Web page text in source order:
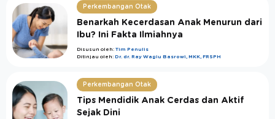
Perkembangan Otak
Benarkah Kecerdasan Anak Menurun dari
Ibu? Ini Fakta Ilmiahnya
Disusun oleh: Tim Penulis
Ditinjau oleh: Dr. dr. Ray Wagiu Basrowi, MKK, FRSPH
Perkembangan Otak
Tips Mendidik Anak Cerdas dan Aktif
Sejak Dini